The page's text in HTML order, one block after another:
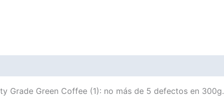
Grade Green Coffee (1): no más de 5 defectos en 300g.